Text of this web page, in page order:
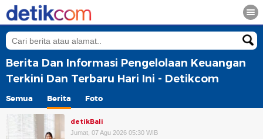
Berita Dan Informasi Pengelolaan Keuangan
Terkini Dan Terbaru Hari Ini - Detikcom
Semua Berita Foto
detikBali
Jumat, 07 Agu 2026 05:30 WIB